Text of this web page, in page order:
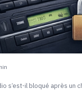
s’est-il bloqué après un